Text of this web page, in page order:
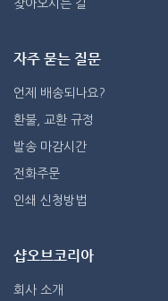
찾아오시는 길
자주 묻는 질문
언제 배송되나요?
환불, 교환 규정
발송 마감시간
전화주문
인쇄 신청방법
샵오브코리아
회사 소개